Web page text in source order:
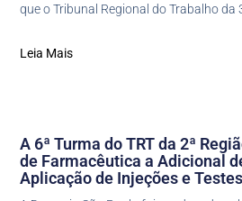
que o Tribunal Regional do Trabalho da
Leia Mais
A 6ª Turma do TRT da 2ª
de Farmacêutica a Adicional
Aplicação de Injeções e